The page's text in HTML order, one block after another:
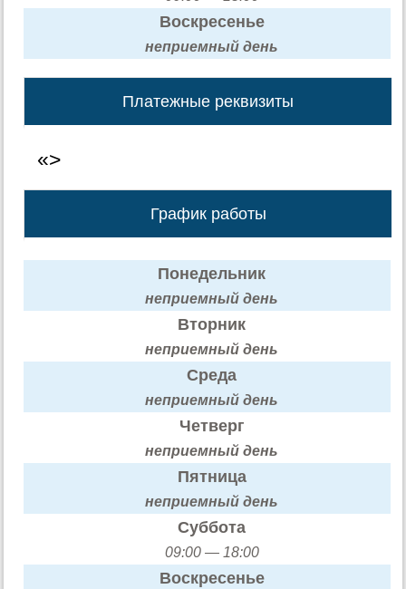
Воскресенье
неприемный день
Платежные реквизиты
«>
График работы
Понедельник
неприемный день
Вторник
неприемный день
Среда
неприемный день
Четверг
неприемный день
Пятница
неприемный день
Суббота
09:00 — 18:00
Воскресенье